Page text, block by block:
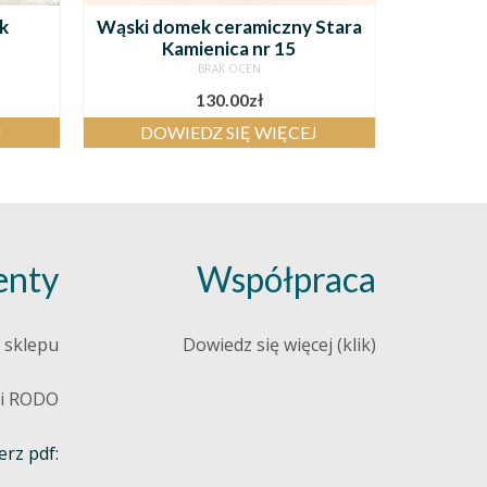
Wąski domek ceramiczny Stara
Kamienica nr 15
BRAK OCEN
130.00zł
DOWIEDZ SIĘ WIĘCEJ
RODO
pdf:
Współpraca
Dowiedz się więcej (klik)